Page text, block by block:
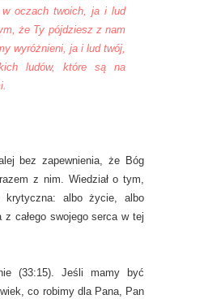
w oczach twoich, ja i lud
że Ty pójdziesz z nam
wyróżnieni, ja i lud twój,
ludów, które są na
bez zapewnienia, że Bóg
z nim. Wiedział o tym,
albo życie, albo
z całego swojego serca w tej
(33:15). Jeśli mamy być
co robimy dla Pana, Pan